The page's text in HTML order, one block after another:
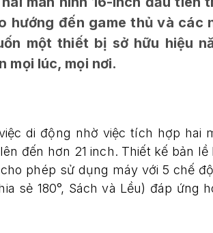
hướng đến game thủ và các
một thiết bị sở hữu hiệu
mọi lúc, mọi nơi.
di động nhờ việc tích hợp hai
đến hơn 21 inch. Thiết kế bản lề
phép sử dụng máy với 5 chế
sẻ 180°, Sách và Lều) đáp ứng